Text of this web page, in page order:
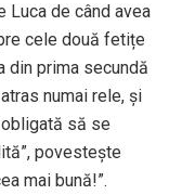
Luca de când avea
cele două fetițe
din prima secundă
numai rele, și
să se
povestește
mai bună!”.